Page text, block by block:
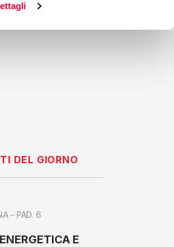
DEL GIORNO
- PAD. 6
E